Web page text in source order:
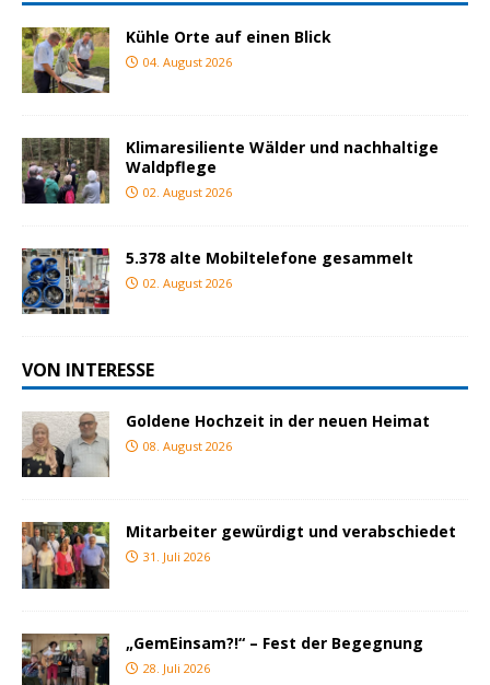
Kühle Orte auf einen Blick
04. August 2026
Klimaresiliente Wälder und nachhaltige
Waldpflege
02. August 2026
5.378 alte Mobiltelefone gesammelt
02. August 2026
VON INTERESSE
Goldene Hochzeit in der neuen Heimat
08. August 2026
Mitarbeiter gewürdigt und verabschiedet
31. Juli 2026
„GemEinsam?!“ – Fest der Begegnung
28. Juli 2026